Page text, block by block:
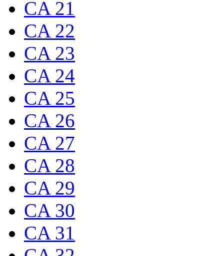
CA 21
CA 22
CA 23
CA 24
CA 25
CA 26
CA 27
CA 28
CA 29
CA 30
CA 31